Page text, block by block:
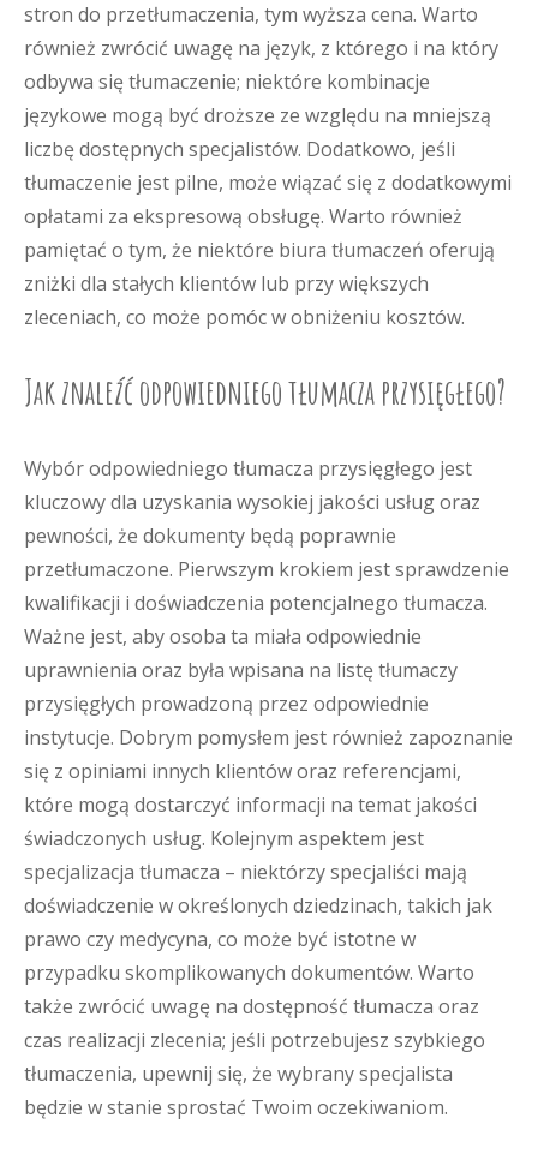
stron do przetłumaczenia, tym wyższa cena. Warto
również zwrócić uwagę na język, z którego i na który
odbywa się tłumaczenie; niektóre kombinacje
językowe mogą być droższe ze względu na mniejszą
liczbę dostępnych specjalistów. Dodatkowo, jeśli
tłumaczenie jest pilne, może wiązać się z dodatkowymi
opłatami za ekspresową obsługę. Warto również
pamiętać o tym, że niektóre biura tłumaczeń oferują
zniżki dla stałych klientów lub przy większych
zleceniach, co może pomóc w obniżeniu kosztów.
Jak znaleźć odpowiedniego tłumacza przysięgłego?
Wybór odpowiedniego tłumacza przysięgłego jest
kluczowy dla uzyskania wysokiej jakości usług oraz
pewności, że dokumenty będą poprawnie
przetłumaczone. Pierwszym krokiem jest sprawdzenie
kwalifikacji i doświadczenia potencjalnego tłumacza.
Ważne jest, aby osoba ta miała odpowiednie
uprawnienia oraz była wpisana na listę tłumaczy
przysięgłych prowadzoną przez odpowiednie
instytucje. Dobrym pomysłem jest również zapoznanie
się z opiniami innych klientów oraz referencjami,
które mogą dostarczyć informacji na temat jakości
świadczonych usług. Kolejnym aspektem jest
specjalizacja tłumacza – niektórzy specjaliści mają
doświadczenie w określonych dziedzinach, takich jak
prawo czy medycyna, co może być istotne w
przypadku skomplikowanych dokumentów. Warto
także zwrócić uwagę na dostępność tłumacza oraz
czas realizacji zlecenia; jeśli potrzebujesz szybkiego
tłumaczenia, upewnij się, że wybrany specjalista
będzie w stanie sprostać Twoim oczekiwaniom.